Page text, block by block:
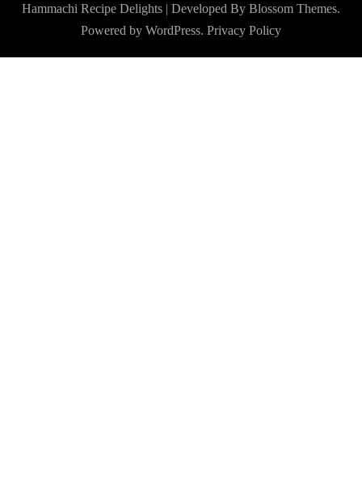
Hammachi Recipe Delights | Developed By Blossom Themes.
Powered by WordPress. Privacy Policy